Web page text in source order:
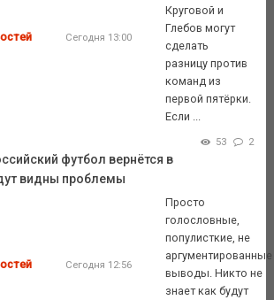
Сегодня 13:00
Круговой и
Глебов могут
сделать
разницу против
команд из
первой пятёрки.
Если ...
53 2
футбол вернётся в
видны проблемы
Сегодня 12:56
Просто
голословные,
популисткие, не
аргументированные
выводы. Никто не
знает как будут